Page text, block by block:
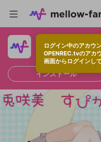
ログイン中のアカウ
OPENREC.tvのアカ
画面からログインし
快適に視聴するなら
インストール